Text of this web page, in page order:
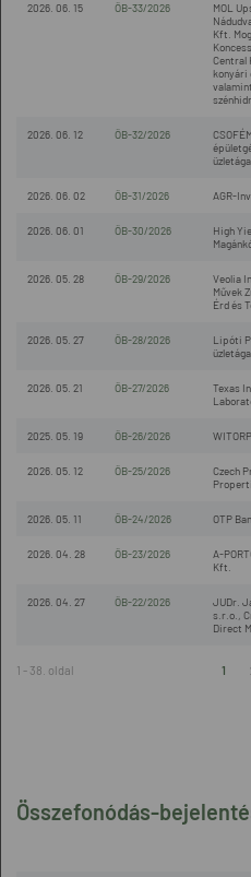
Összefonódás-
2026. 06. 15 ÖB-33/2026
MOL
Kft.
Central
konyári
2026. 06. 12 ÖB-32/2026
üzletága
2026. 06. 02 ÖB-31/2026 AGR-
2026. 06. 01 ÖB-30/2026
High
2026. 05. 28 ÖB-29/2026
Veolia
Művek
Érd és
2026. 05. 27 ÖB-28/2026
Lipóti
2026. 05. 21 ÖB-27/2026
Texas
2025. 05. 19 ÖB-26/2026
2026. 05. 12 ÖB-25/2026
Czech
2026. 05. 11 ÖB-24/2026 OTP
2026. 04. 28 ÖB-23/2026
A-
Kft.
2026. 04. 27 ÖB-22/2026
JUDr.
s.r.o.,
Direct
1 - 38. oldal 1